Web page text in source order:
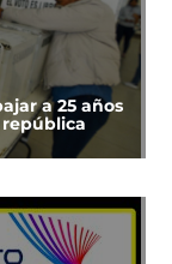
a 25 años